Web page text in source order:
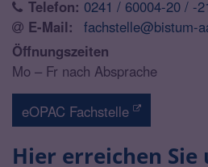
Telefon: 0241 / 60004-20 / -
E-Mail:
fachstelle@bistum-
Öffnungszeiten
Mo – Fr nach Absprache
eOPAC Fachstelle
Hier erreichen Sie